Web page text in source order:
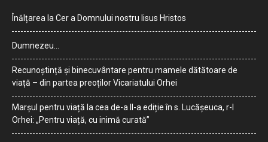
Înălțarea la Cer a Domnului nostru Iisus Hristos
Dumnezeu…
Recunoștință și binecuvântare pentru mamele dătătoare de
viață – din partea preoților Vicariatului Orhei
Marșul pentru viață la cea de-a II-a ediție în s. Lucășeuca, r-l
Orhei: „Pentru viață, cu inimă curată”